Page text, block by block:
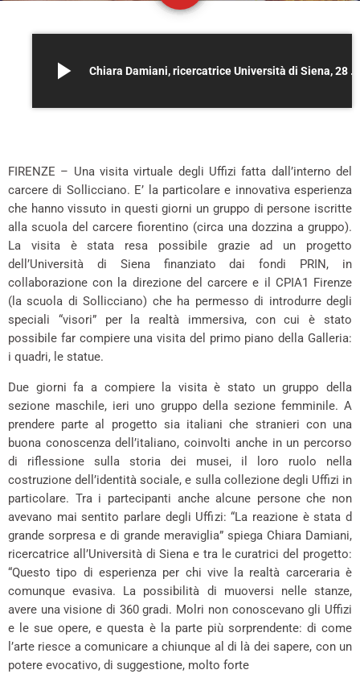
play_arrow Chiara Damiani, ricercatrice Università di Siena, 28 maggio 2025
FIRENZE – Una visita virtuale degli Uffizi fatta dall’interno del
carcere di Sollicciano. E’ la particolare e innovativa esperienza
che hanno vissuto in questi giorni un gruppo di persone iscritte
alla scuola del carcere fiorentino (circa una dozzina a gruppo).
La visita è stata resa possibile grazie ad un progetto
dell’Università di Siena finanziato dai fondi PRIN, in
collaborazione con la direzione del carcere e il CPIA1 Firenze
(la scuola di Sollicciano) che ha permesso di introdurre degli
speciali “visori” per la realtà immersiva, con cui è stato
possibile far compiere una visita del primo piano della Galleria:
i quadri, le statue.
Due giorni fa a compiere la visita è stato un gruppo della
sezione maschile, ieri uno gruppo della sezione femminile. A
prendere parte al progetto sia italiani che stranieri con una
buona conoscenza dell’italiano, coinvolti anche in un percorso
di riflessione sulla storia dei musei, il loro ruolo nella
costruzione dell’identità sociale, e sulla collezione degli Uffizi in
particolare. Tra i partecipanti anche alcune persone che non
avevano mai sentito parlare degli Uffizi: “La reazione è stata d
grande sorpresa e di grande meraviglia” spiega Chiara Damiani,
ricercatrice all’Università di Siena e tra le curatrici del progetto:
“Questo tipo di esperienza per chi vive la realtà carceraria è
comunque evasiva. La possibilità di muoversi nelle stanze,
avere una visione di 360 gradi. Molri non conoscevano gli Uffizi
e le sue opere, e questa è la parte più sorprendente: di come
l’arte riesce a comunicare a chiunque al di là dei sapere, con un
potere evocativo, di suggestione, molto forte